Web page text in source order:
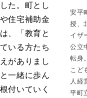
安平
授、
イザ
公立
転身
こど
人経
平町
た。町とし
住宅補助金
、「教育と
いる方たち
がありまし
一緒に歩ん
付いていく